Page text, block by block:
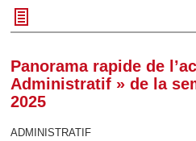
Panorama rapide de
Administratif » de la
2025
ADMINISTRATIF